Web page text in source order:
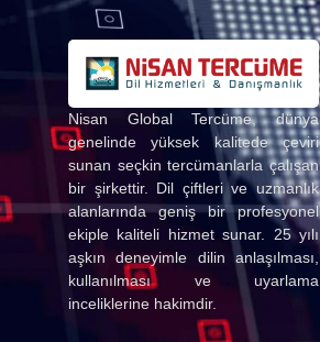
Nisan Global Tercüme, dünya
genelinde yüksek kalitede çeviri
sunan seçkin tercümanlarla çalışan
bir şirkettir. Dil çiftleri ve uzmanlık
alanlarında geniş bir profesyonel
ekiple kaliteli hizmet sunar. 25 yılı
aşkın deneyimle dilin anlaşılması,
kullanılması ve uyarlama
inceliklerine hakimdir.